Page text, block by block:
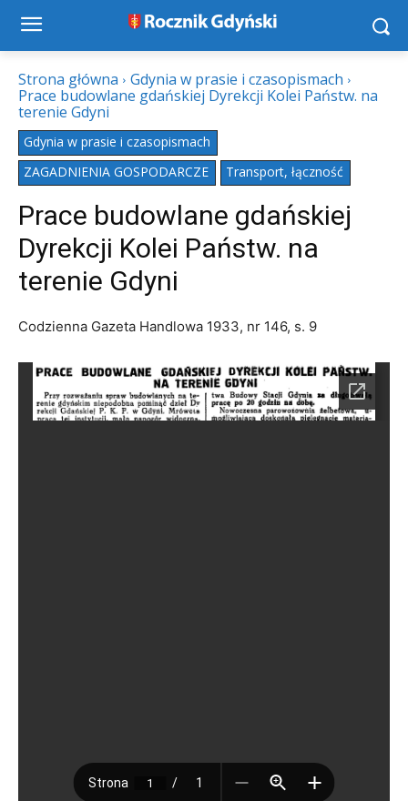
Strona główna
Gdynia w prasie i czasopismach
Prace budowlane gdańskiej Dyrekcji Kolei Państw. na
terenie Gdyni
Gdynia w prasie i czasopismach
ZAGADNIENIA GOSPODARCZE
Transport, łączność
Prace budowlane gdańskiej
Dyrekcji Kolei Państw. na
terenie Gdyni
Codzienna Gazeta Handlowa 1933, nr 146, s. 9